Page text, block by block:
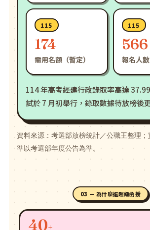
115
174
需用名額（暫定）
115
566
報名人數
114 年高考經建行政錄取率高達
試於 7 月初舉行，錄取數據待放榜後
資料來源：考選部放榜統計／公職王整理
準以考選部年度公告為準。
03 — 為什麼選超級函授
40+